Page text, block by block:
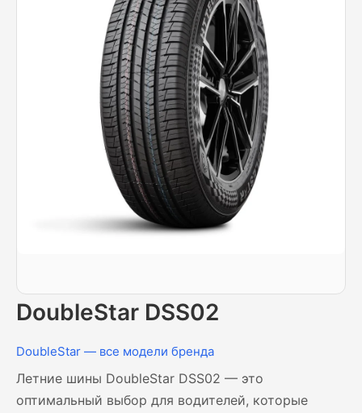
DoubleStar DSS02
DoubleStar — все модели бренда
Летние шины DoubleStar DSS02 — это
оптимальный выбор для водителей, которые